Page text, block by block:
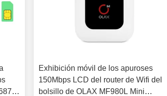
Exhibición móvil de los apuroses
150Mbps LCD del router de Wifi del
bolsillo de OLAX MF980L Mini